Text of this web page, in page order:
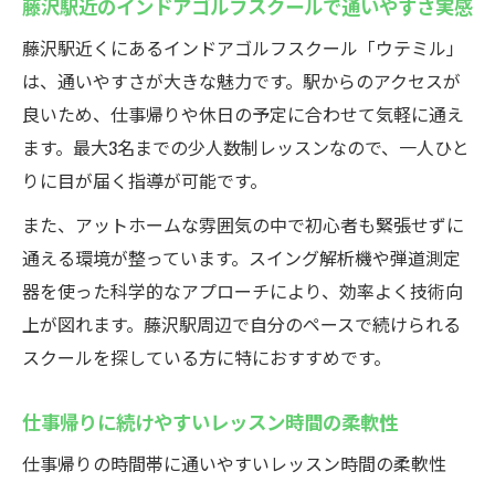
藤沢駅近くにあるインドアゴルフスクール「ウテミル」
は、通いやすさが大きな魅力です。駅からのアクセスが
良いため、仕事帰りや休日の予定に合わせて気軽に通え
ます。最大3名までの少人数制レッスンなので、一人ひと
りに目が届く指導が可能です。
また、アットホームな雰囲気の中で初心者も緊張せずに
通える環境が整っています。スイング解析機や弾道測定
器を使った科学的なアプローチにより、効率よく技術向
上が図れます。藤沢駅周辺で自分のペースで続けられる
スクールを探している方に特におすすめです。
仕事帰りに続けやすいレッスン時間の柔軟性
仕事帰りの時間帯に通いやすいレッスン時間の柔軟性